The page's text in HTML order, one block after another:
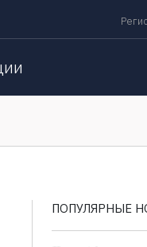
ПОПУЛЯРНЫЕ